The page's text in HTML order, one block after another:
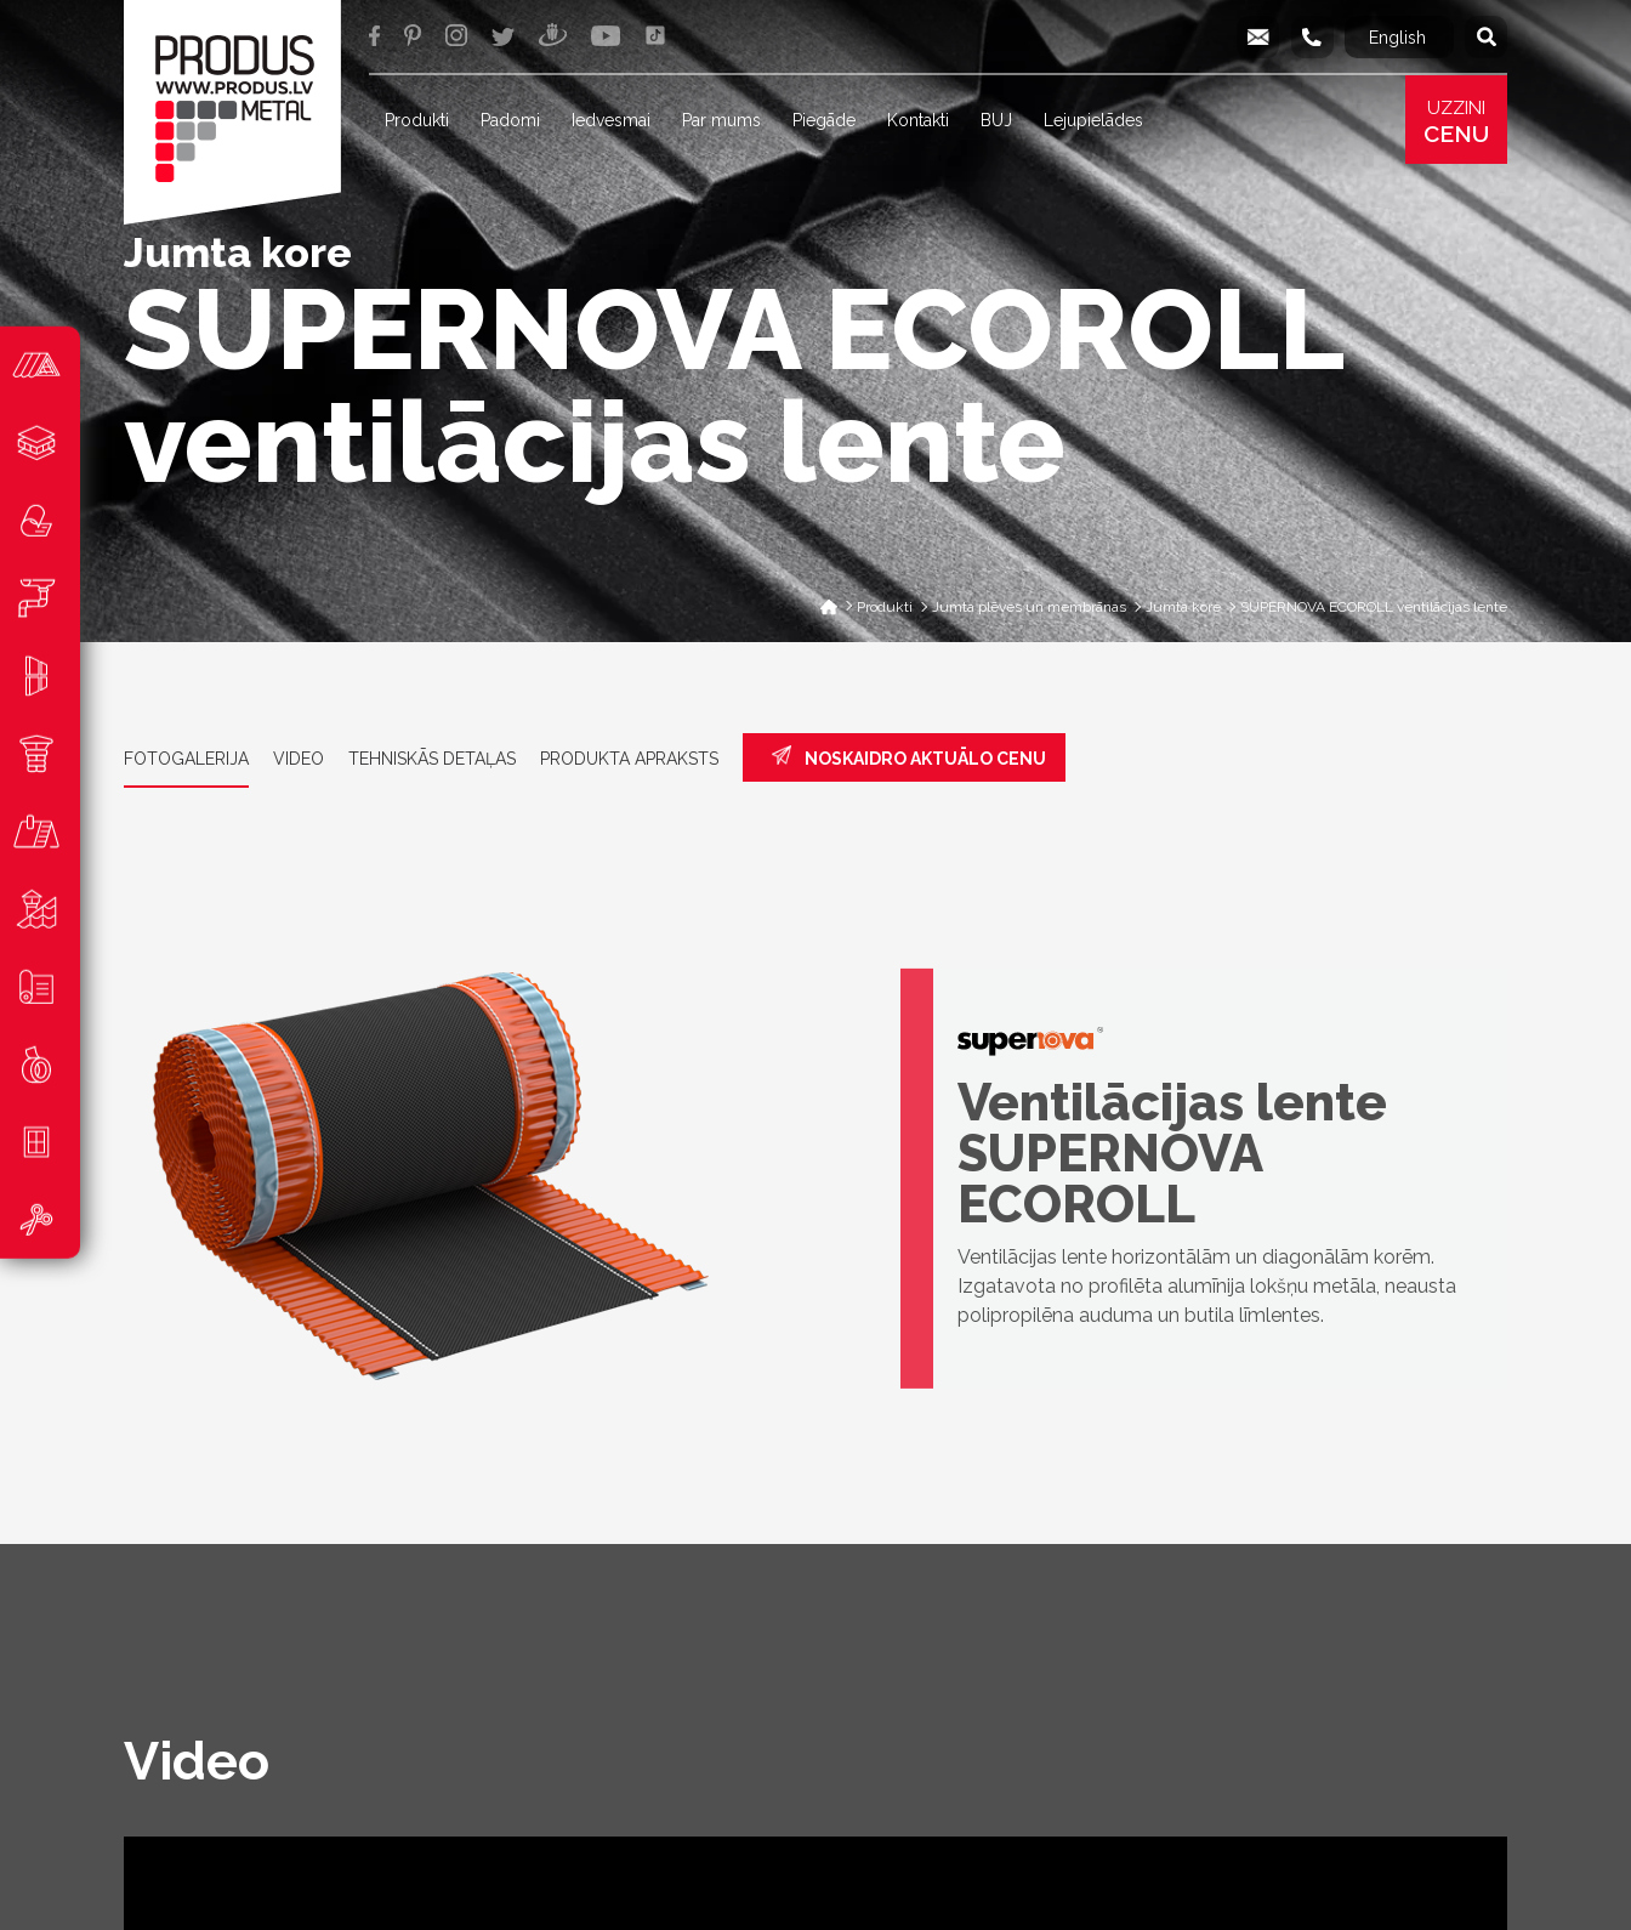
info@produs.lv
277 03 577 277 68 177 277 78
English Русский
Produkti Padomi Iedvesmai Par mums Piegāde Kontakti BUJ Lejupielādes
UZZINI
CENU
Jumta kore
SUPERNOVA ECOROLL
ventilācijas lente
Produkti Jumta plēves un membrānas Jumta kore SUPERNOVA ECOROLL ventilācijas lente
FOTOGALERIJA VIDEO TEHNISKĀS DETAĻAS PRODUKTA APRAKSTS NOSKAIDRO AKTUĀLO CENU
Ventilācijas lente
SUPERNOVA
ECOROLL
Ventilācijas lente horizontālām un diagonālām korēm.
Izgatavota no profilēta alumīnija lokšņu metāla, neausta
polipropilēna auduma un butila līmlentes.
Video